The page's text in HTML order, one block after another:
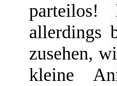
parteilos!
allerdings
zusehen,
kleine